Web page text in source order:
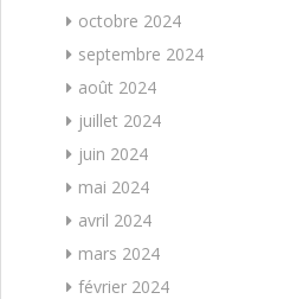
octobre 2024
septembre 2024
août 2024
juillet 2024
juin 2024
mai 2024
avril 2024
mars 2024
février 2024